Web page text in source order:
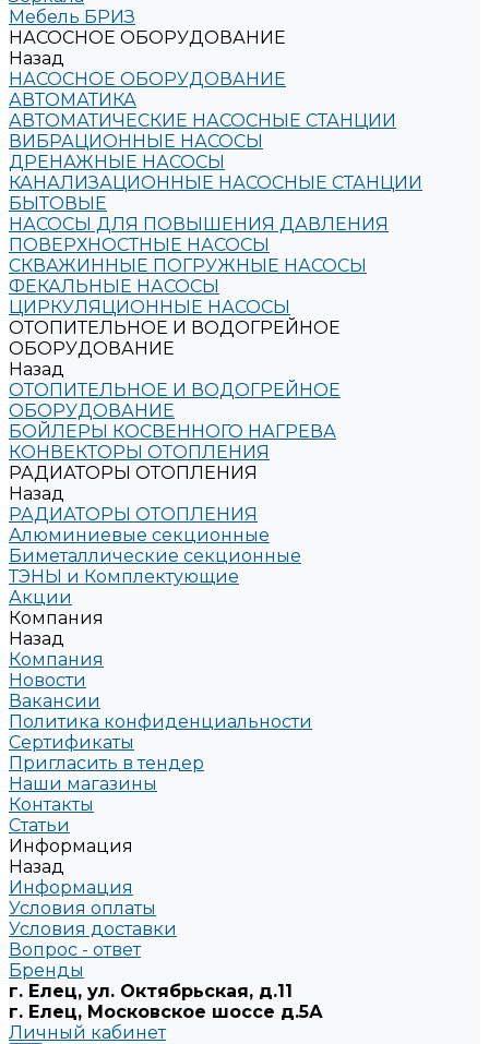
Мебель БРИЗ
НАСОСНОЕ ОБОРУДОВАНИЕ
Назад
НАСОСНОЕ ОБОРУДОВАНИЕ
АВТОМАТИКА
АВТОМАТИЧЕСКИЕ НАСОСНЫЕ СТАНЦИИ
ВИБРАЦИОННЫЕ НАСОСЫ
ДРЕНАЖНЫЕ НАСОСЫ
КАНАЛИЗАЦИОННЫЕ НАСОСНЫЕ СТАНЦИИ
БЫТОВЫЕ
НАСОСЫ ДЛЯ ПОВЫШЕНИЯ ДАВЛЕНИЯ
ПОВЕРХНОСТНЫЕ НАСОСЫ
СКВАЖИННЫЕ ПОГРУЖНЫЕ НАСОСЫ
ФЕКАЛЬНЫЕ НАСОСЫ
ЦИРКУЛЯЦИОННЫЕ НАСОСЫ
ОТОПИТЕЛЬНОЕ И ВОДОГРЕЙНОЕ
ОБОРУДОВАНИЕ
Назад
ОТОПИТЕЛЬНОЕ И ВОДОГРЕЙНОЕ
ОБОРУДОВАНИЕ
БОЙЛЕРЫ КОСВЕННОГО НАГРЕВА
КОНВЕКТОРЫ ОТОПЛЕНИЯ
РАДИАТОРЫ ОТОПЛЕНИЯ
Назад
РАДИАТОРЫ ОТОПЛЕНИЯ
Алюминиевые секционные
Биметаллические секционные
ТЭНЫ и Комплектующие
Акции
Компания
Назад
Компания
Новости
Вакансии
Политика конфиденциальности
Сертификаты
Пригласить в тендер
Наши магазины
Контакты
Статьи
Информация
Назад
Информация
Условия оплаты
Условия доставки
Вопрос - ответ
Бренды
г. Елец, ул. Октябрьская, д.11
г. Елец, Московское шоссе д.5А
Личный кабинет